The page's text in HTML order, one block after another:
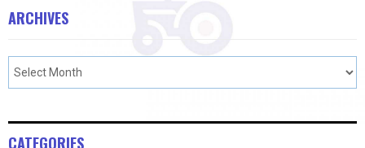
ARCHIVES
CATEGORIES